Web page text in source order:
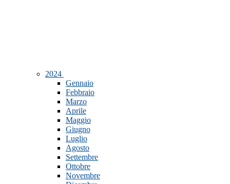
2024
Gennaio
Febbraio
Marzo
Aprile
Maggio
Giugno
Luglio
Agosto
Settembre
Ottobre
Novembre